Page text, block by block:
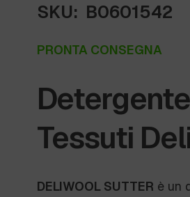
SKU: B0601542
PRONTA CONSEGNA
Tessuti
DELIWOOL SUTTER è un